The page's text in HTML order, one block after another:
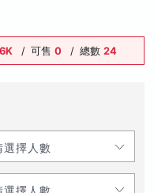
/ 可售0 / 總數24